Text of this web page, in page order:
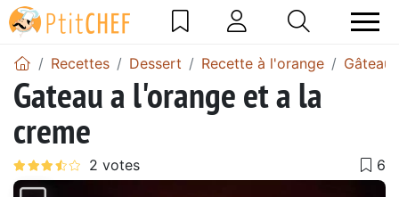
Recettes Dessert Recette à l'orange Gâteau
Gateau a l'orange et a la
creme